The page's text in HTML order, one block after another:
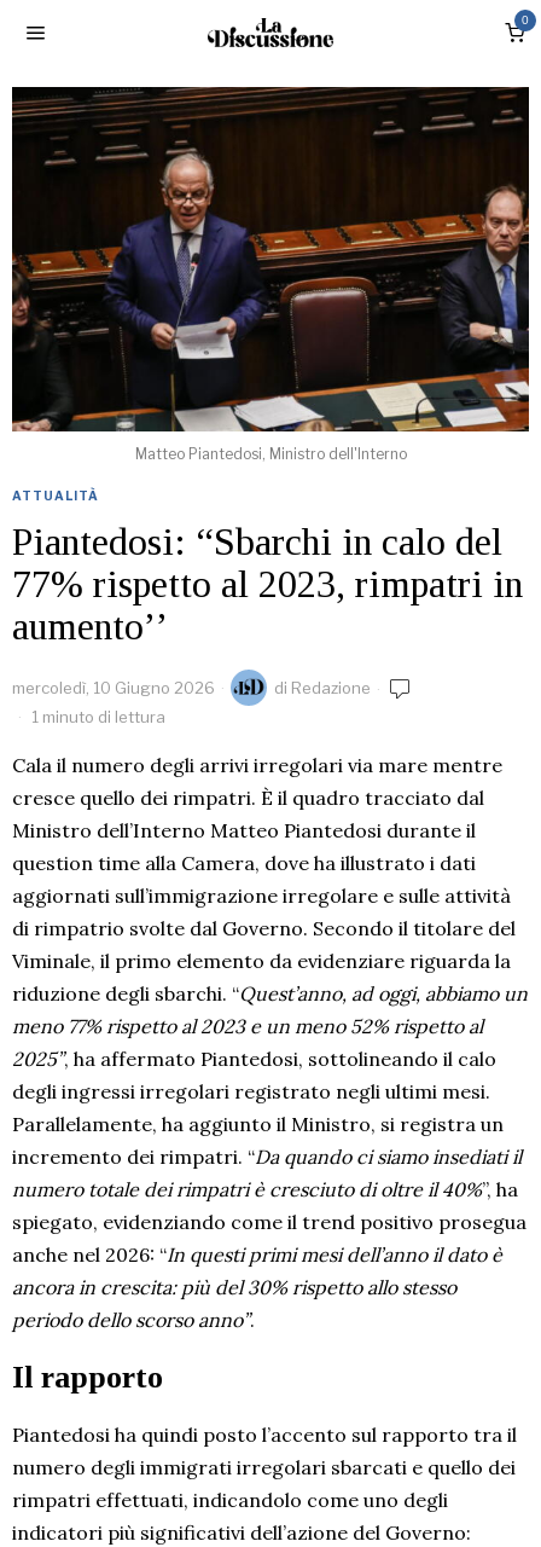
0
Matteo Piantedosi, Ministro dell'Interno
ATTUALITÀ
Piantedosi: “Sbarchi in calo del
77% rispetto al 2023, rimpatri in
aumentoʼʼ
mercoledì, 10 Giugno 2026 di Redazione
1 minuto di lettura
Cala il numero degli arrivi irregolari via mare mentre
cresce quello dei rimpatri. È il quadro tracciato dal
Ministro dell’Interno Matteo Piantedosi durante il
question time alla Camera, dove ha illustrato i dati
aggiornati sull’immigrazione irregolare e sulle attività
di rimpatrio svolte dal Governo. Secondo il titolare del
Viminale, il primo elemento da evidenziare riguarda la
riduzione degli sbarchi. “Quest’anno, ad oggi, abbiamo un
meno 77% rispetto al 2023 e un meno 52% rispetto al
2025”, ha affermato Piantedosi, sottolineando il calo
degli ingressi irregolari registrato negli ultimi mesi.
Parallelamente, ha aggiunto il Ministro, si registra un
incremento dei rimpatri. “Da quando ci siamo insediati il
numero totale dei rimpatri è cresciuto di oltre il 40%”, ha
spiegato, evidenziando come il trend positivo prosegua
anche nel 2026: “In questi primi mesi dell’anno il dato è
ancora in crescita: più del 30% rispetto allo stesso
periodo dello scorso anno”.
Il rapporto
Piantedosi ha quindi posto l’accento sul rapporto tra il
numero degli immigrati irregolari sbarcati e quello dei
rimpatri effettuati, indicandolo come uno degli
indicatori più significativi dell’azione del Governo: